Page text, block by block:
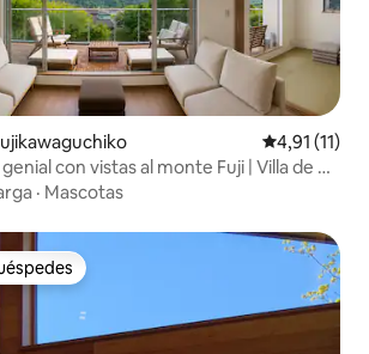
Calificación
4,91 (11)
con vistas al monte Fuji | Villa de 4
· Mascotas